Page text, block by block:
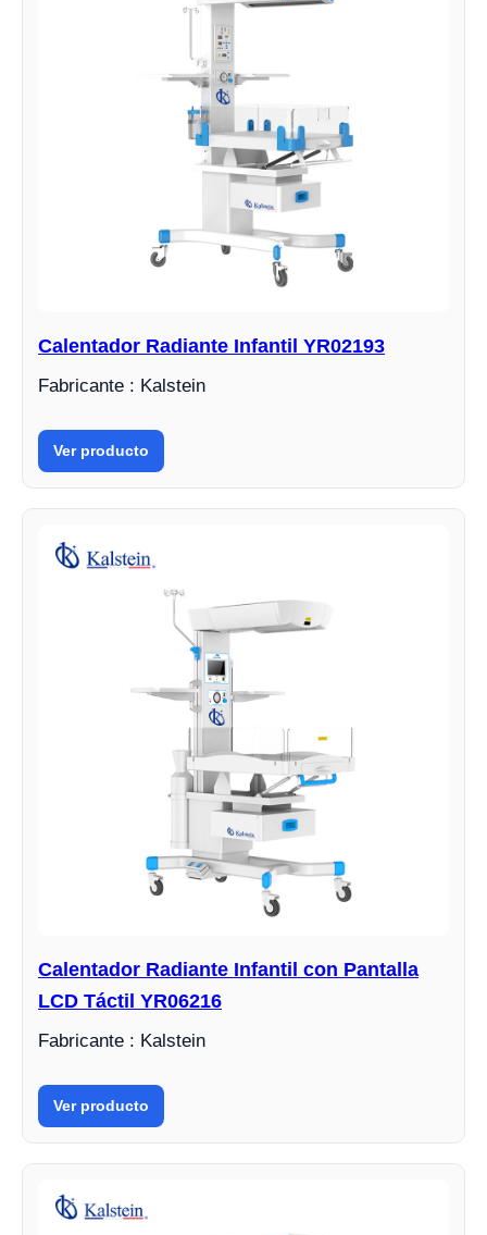
Calentador Radiante Infantil YR02193
Fabricante : Kalstein
Ver producto
Calentador Radiante Infantil con Pantalla
LCD Táctil YR06216
Fabricante : Kalstein
Ver producto